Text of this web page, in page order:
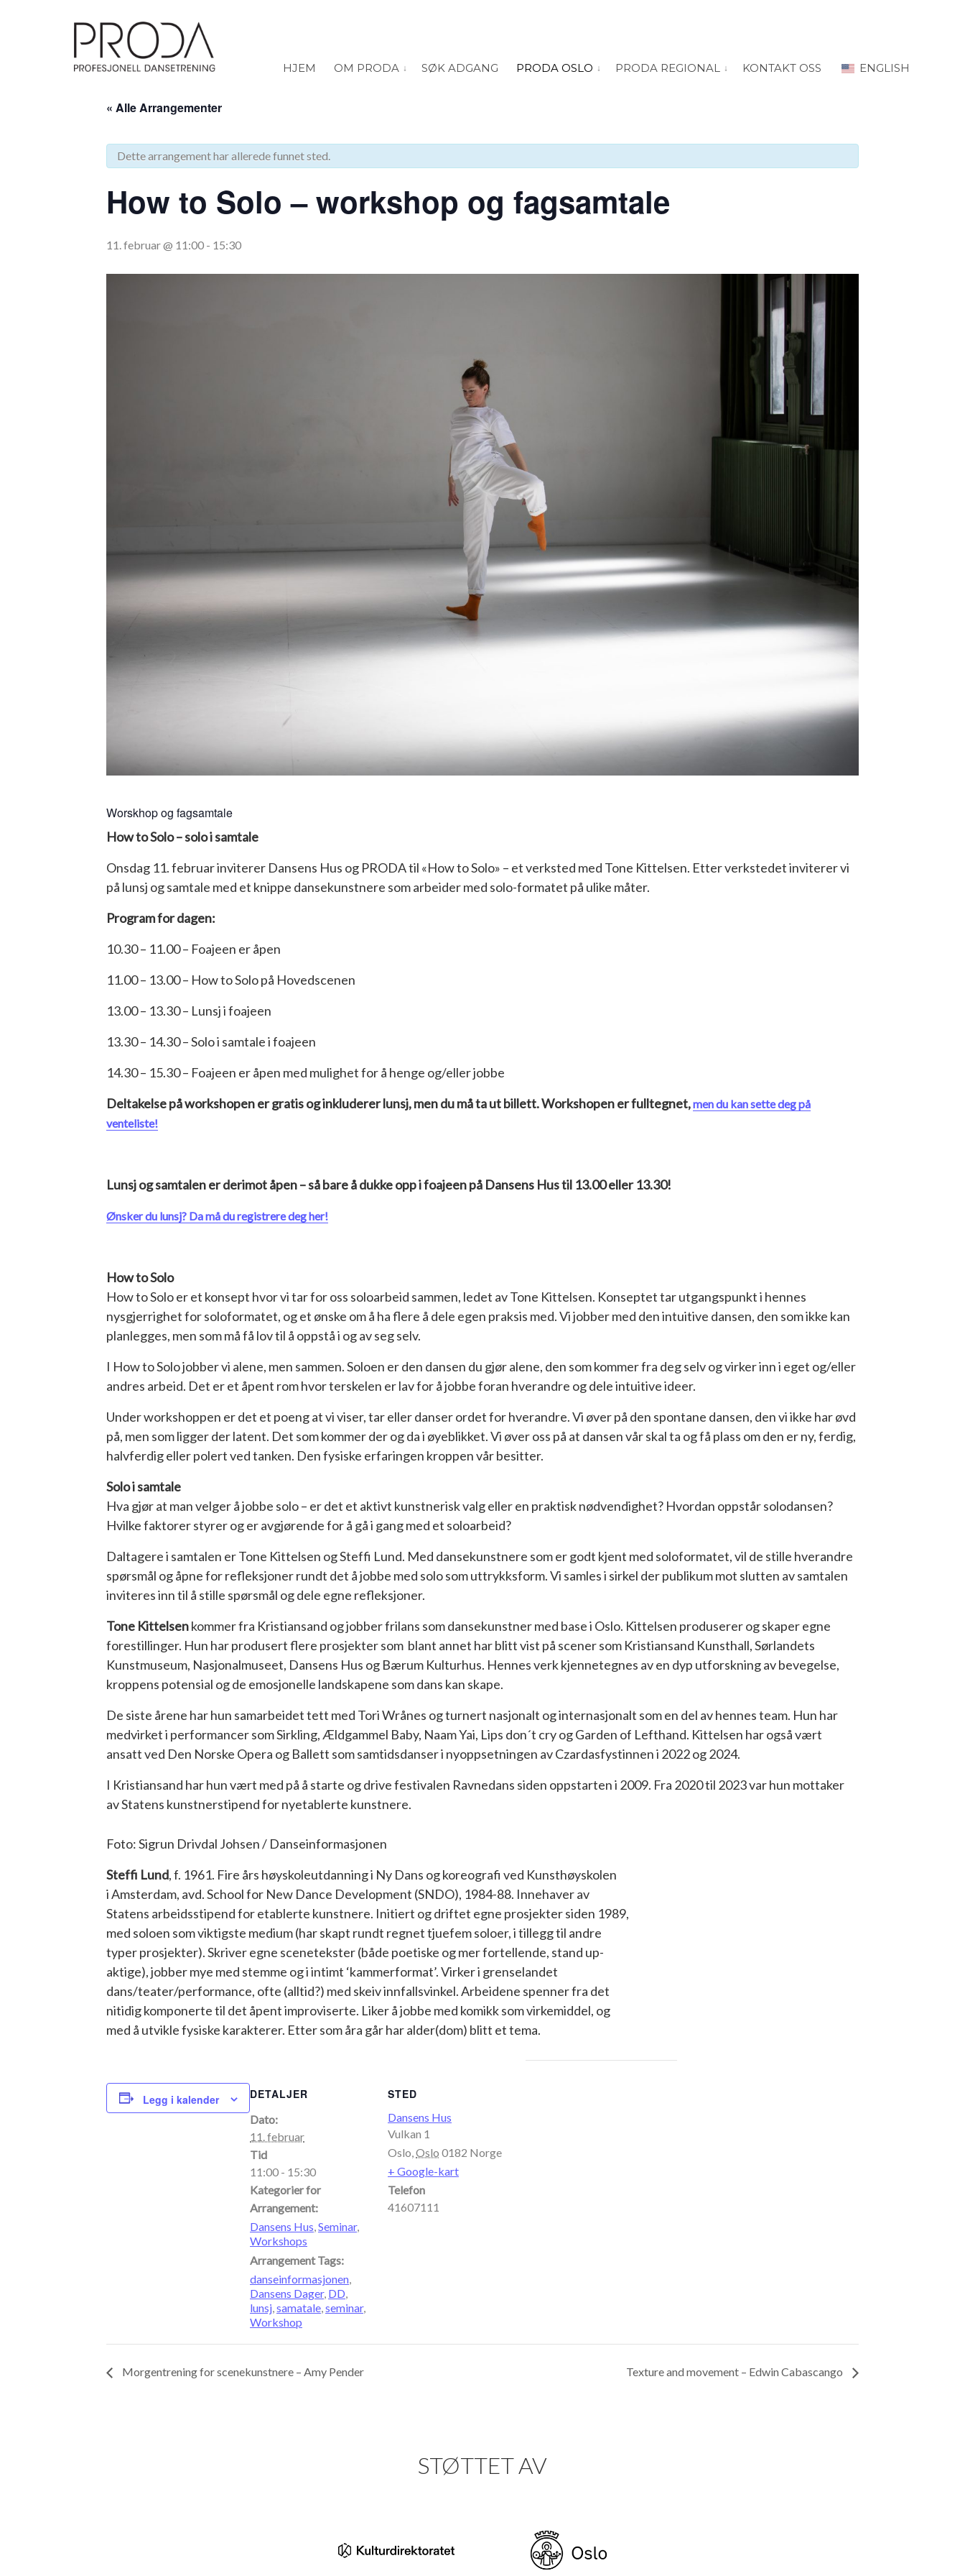
HJEM
OM PRODA vis submeny for “Om PRODA”
SØK ADGANG PRODA OSLO vis submeny for “PRODA Oslo”
PRODA REGIONAL vis submeny for “PRODA Regional”
KONTAKT OSS ENGLISH
« Alle Arrangementer
Dette arrangement har allerede funnet sted.
How to Solo – workshop og fagsamtale
11. februar @ 11:00 - 15:30
Worskhop og fagsamtale
How to Solo – solo i samtale
Onsdag 11. februar inviterer Dansens Hus og PRODA til «How to Solo» – et verksted med Tone Kittelsen. Etter verkstedet inviterer vi
på lunsj og samtale med et knippe dansekunstnere som arbeider med solo-formatet på ulike måter.
Program for dagen:
10.30 – 11.00 – Foajeen er åpen
11.00 – 13.00 – How to Solopå Hovedscenen
13.00 – 13.30 – Lunsj i foajeen
13.30 – 14.30 –Solo i samtalei foajeen
14.30 – 15.30 – Foajeen er åpen med mulighet for å henge og/eller jobbe
Deltakelse på workshopen er gratis og inkluderer lunsj, men du må ta ut billett. Workshopen er fulltegnet,men du kan sette deg på
venteliste!
Lunsj og samtalen er derimot åpen – så bare å dukke opp i foajeen på Dansens Hus til 13.00 eller 13.30!
Ønsker du lunsj? Da må du registrere deg her!
How to Solo
How to Soloer et konsept hvor vi tar for oss soloarbeid sammen, ledet av Tone Kittelsen. Konseptet tar utgangspunkt i hennes
nysgjerrighet for soloformatet, og et ønske om å ha flere å dele egen praksis med. Vi jobber med den intuitive dansen, den som ikke kan
planlegges, men som må få lov til å oppstå i og av seg selv.
I How to Solojobber vi alene, men sammen. Soloen er den dansen du gjør alene, den som kommer fra deg selv og virker inn i eget og/eller
andres arbeid. Det er et åpent rom hvor terskelen er lav for å jobbe foran hverandre og dele intuitive ideer.
Under workshoppen er det et poeng at vi viser, tar eller danser ordet for hverandre. Vi øver på den spontane dansen, den vi ikke har øvd
på, men som ligger der latent. Det som kommer der og da i øyeblikket. Vi øver oss på at dansen vår skal ta og få plass om den er ny, ferdig,
halvferdig eller polert ved tanken. Den fysiske erfaringen kroppen vår besitter.
Solo i samtale
Hva gjør at man velger å jobbe solo – er det et aktivt kunstnerisk valg eller en praktisk nødvendighet? Hvordan oppstår solodansen?
Hvilke faktorer styrer og er avgjørende for å gå i gang med et soloarbeid?
Daltagere i samtalen er Tone Kittelsen og Steffi Lund. Med dansekunstnere som er godt kjent med soloformatet, vil de stille hverandre
spørsmål og åpne for refleksjoner rundt det å jobbe med solo som uttrykksform. Vi samles i sirkel der publikum mot slutten av samtalen
inviteres inn til å stille spørsmål og dele egne refleksjoner.
Tone Kittelsenkommer fra Kristiansand og jobber frilans som dansekunstner med base i Oslo. Kittelsen produserer og skaper egne
forestillinger. Hun har produsert flere prosjekter som blant annet har blitt vist på scener som Kristiansand Kunsthall, Sørlandets
Kunstmuseum, Nasjonalmuseet, Dansens Hus og Bærum Kulturhus. Hennes verk kjennetegnes av en dyp utforskning av bevegelse,
kroppens potensial og de emosjonelle landskapene som dans kan skape.
De siste årene har hun samarbeidet tett med Tori Wrånes og turnert nasjonalt og internasjonalt som en del av hennes team. Hun har
medvirket i performancer som Sirkling, Ældgammel Baby, Naam Yai, Lips don´t cry og Garden of Lefthand. Kittelsen har også vært
ansatt ved Den Norske Opera og Ballett som samtidsdanser i nyoppsetningen av Czardasfystinnen i 2022 og 2024.
I Kristiansand har hun vært med på å starte og drive festivalen Ravnedans siden oppstarten i 2009. Fra 2020 til 2023 var hun mottaker
av Statens kunstnerstipend for nyetablerte kunstnere.
Foto: Sigrun Drivdal Johsen / Danseinformasjonen
Steffi Lund, f. 1961. Fire års høyskoleutdanning i Ny Dans og koreografi ved Kunsthøyskolen
i Amsterdam, avd. School for New Dance Development (SNDO), 1984-88. Innehaver av
Statens arbeidsstipend for etablerte kunstnere. Initiert og driftet egne prosjekter siden 1989,
med soloen som viktigste medium (har skapt rundt regnet tjuefem soloer, i tillegg til andre
typer prosjekter). Skriver egne scenetekster (både poetiske og mer fortellende, stand up-
aktige), jobber mye med stemme og i intimt ‘kammerformat’. Virker i grenselandet
dans/teater/performance, ofte (alltid?) med skeiv innfallsvinkel. Arbeidene spenner fra det
nitidig komponerte til det åpent improviserte. Liker å jobbe med komikk som virkemiddel, og
med å utvikle fysiske karakterer. Etter som åra går har alder(dom) blitt et tema.
Legg i kalender DETALJER
Dato:
11. februar
Tid
11:00 - 15:30
Kategorier for
Arrangement:
Dansens Hus,Seminar,
Workshops
Arrangement Tags:
danseinformasjonen,
Dansens Dager, DD,
lunsj,samatale,seminar,
Workshop
STED
Dansens Hus
Vulkan 1
Oslo,Oslo 0182 Norge
+ Google-kart
Telefon
41607111
Morgentrening for scenekunstnere – Amy Pender Texture and movement – Edwin Cabascango
STØTTET AV